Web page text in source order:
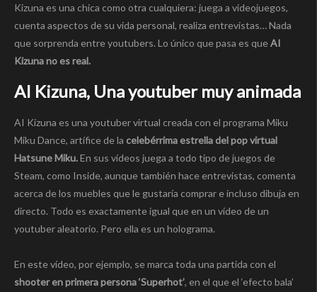
Kizuna es una chica como otra cualquiera: juega a videojuegos,
cuenta aspectos de su vida personal, realiza entrevistas… Nada
que sorprenda entre youtubers. Lo único que pasa es queAI
Kizuna no es real.
AI Kizuna, Una youtuber muy animada
AI Kizuna es una youtuber virtual creada con el programa Miku
Miku Dance, artífice de la celebérrima estrella del pop virtual
Hatsune Miku.En sus vídeos juega a todo tipo de juegos de
Steam, como Inside, aunque también hace entrevistas, comenta
acerca de los muebles que le gustaría comprar e incluso dibuja en
directo. Todo es exactamente igual que en un vídeo de un
youtuber aleatorio. Pero ella es un holograma.
En este vídeo, por ejemplo, se marca toda una partida con el
shooter en primera persona ‘Superhot’, en el que el ‘efecto bala’